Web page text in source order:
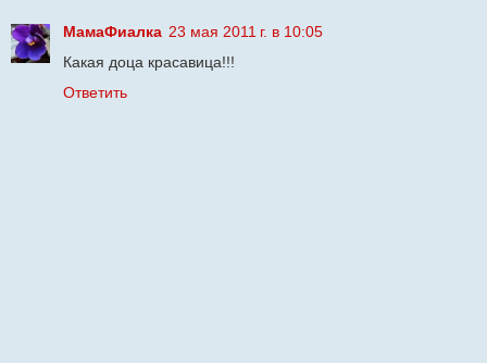
МамаФиалка 23 мая 2011 г. в 10:05
Какая доца красавица!!!
Ответить